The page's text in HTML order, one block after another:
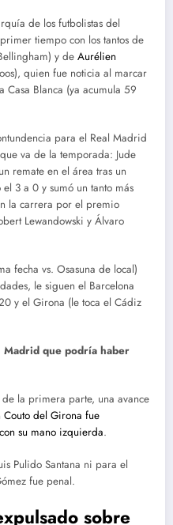
de los futbolistas del
tiempo con los tantos de
y de Aurélien
quien fue noticia al marcar
Blanca (ya acumula 59
para el Real Madrid
va de la temporada: Jude
remate en el área tras un
3 a 0 y sumó un tanto más
la carrera por el premio
Lewandowski y Álvaro
fecha vs. Osasuna de local)
le siguen el Barcelona
y el Girona (le toca el Cádiz
Madrid que podría haber
la primera parte, una avance
del Girona fue
su mano izquierda.
Pulido Santana ni para el
fue penal.
sobre